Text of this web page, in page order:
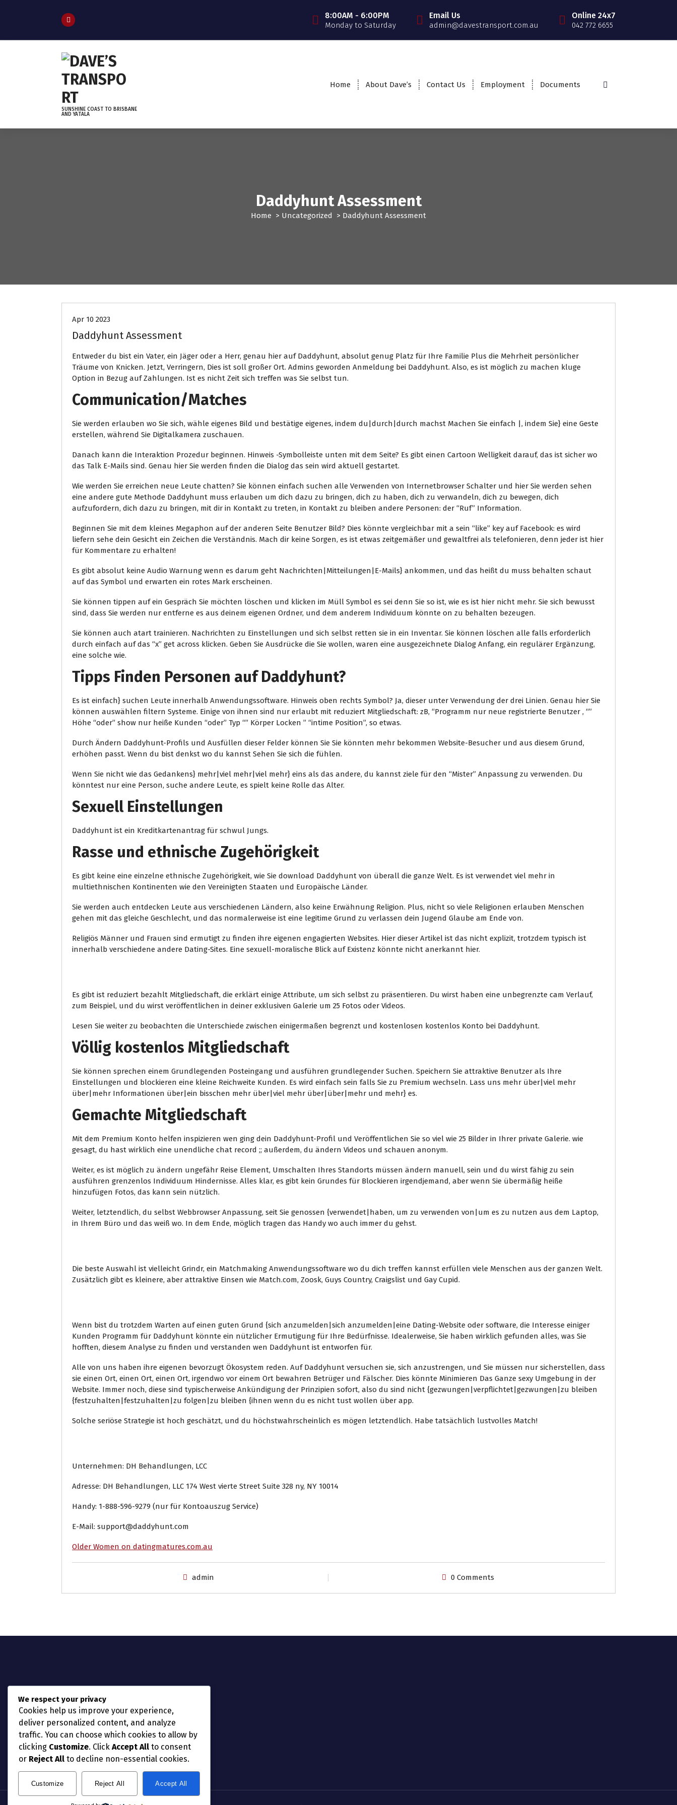
p
n
8:00AM - 6:00PM
Monday to Saturday
Email Us
admin@davestransport.com.au
Online 24x7
042 772 6655
SUNSHINE COAST TO BRISBANE
AND YATALA
Home About Dave’s Contact Us Employment Documents
Daddyhunt Assessment
Home > Uncategorized > Daddyhunt Assessment
Uncategorized
Apr 10 2023
Daddyhunt Assessment
Entweder du bist ein Vater, ein Jäger oder a Herr, genau hier auf Daddyhunt, absolut genug Platz für Ihre Familie Plus die Mehrheit persönlicher
Träume von Knicken. Jetzt, Verringern, Dies ist soll großer Ort. Admins geworden Anmeldung bei Daddyhunt. Also, es ist möglich zu machen kluge
Option in Bezug auf Zahlungen. Ist es nicht Zeit sich treffen was Sie selbst tun.
Communication/Matches
Sie werden erlauben wo Sie sich, wähle eigenes Bild und bestätige eigenes, indem du|durch|durch machst Machen Sie einfach |, indem Sie} eine Geste
erstellen, während Sie Digitalkamera zuschauen.
Danach kann die Interaktion Prozedur beginnen. Hinweis -Symbolleiste unten mit dem Seite? Es gibt einen Cartoon Welligkeit darauf, das ist sicher wo
das Talk E-Mails sind. Genau hier Sie werden finden die Dialog das sein wird aktuell gestartet.
Wie werden Sie erreichen neue Leute chatten? Sie können einfach suchen alle Verwenden von Internetbrowser Schalter und hier Sie werden sehen
eine andere gute Methode Daddyhunt muss erlauben um dich dazu zu bringen, dich zu haben, dich zu verwandeln, dich zu bewegen, dich
aufzufordern, dich dazu zu bringen, mit dir in Kontakt zu treten, in Kontakt zu bleiben andere Personen: der “Ruf” Information.
Beginnen Sie mit dem kleines Megaphon auf der anderen Seite Benutzer Bild? Dies könnte vergleichbar mit a sein “like” key auf Facebook: es wird
liefern sehe dein Gesicht ein Zeichen die Verständnis. Mach dir keine Sorgen, es ist etwas zeitgemäßer und gewaltfrei als telefonieren, denn jeder ist hier
für Kommentare zu erhalten!
Es gibt absolut keine Audio Warnung wenn es darum geht Nachrichten|Mitteilungen|E-Mails} ankommen, und das heißt du muss behalten schaut
auf das Symbol und erwarten ein rotes Mark erscheinen.
Sie können tippen auf ein Gespräch Sie möchten löschen und klicken im Müll Symbol es sei denn Sie so ist, wie es ist hier nicht mehr. Sie sich bewusst
sind, dass Sie werden nur entferne es aus deinem eigenen Ordner, und dem anderem Individuum könnte on zu behalten bezeugen.
Sie können auch atart trainieren. Nachrichten zu Einstellungen und sich selbst retten sie in ein Inventar. Sie können löschen alle falls erforderlich
durch einfach auf das “x” get across klicken. Geben Sie Ausdrücke die Sie wollen, waren eine ausgezeichnete Dialog Anfang, ein regulärer Ergänzung,
eine solche wie.
Tipps Finden Personen auf Daddyhunt?
Es ist einfach} suchen Leute innerhalb Anwendungssoftware. Hinweis oben rechts Symbol? Ja, dieser unter Verwendung der drei Linien. Genau hier Sie
können auswählen filtern Systeme. Einige von ihnen sind nur erlaubt mit reduziert Mitgliedschaft: zB, “Programm nur neue registrierte Benutzer , “”
Höhe “oder” show nur heiße Kunden “oder” Typ “” Körper Locken ” “intime Position”, so etwas.
Durch Ändern Daddyhunt-Profils und Ausfüllen dieser Felder können Sie Sie könnten mehr bekommen Website-Besucher und aus diesem Grund,
erhöhen passt. Wenn du bist denkst wo du kannst Sehen Sie sich die fühlen.
Wenn Sie nicht wie das Gedankens} mehr|viel mehr|viel mehr} eins als das andere, du kannst ziele für den “Mister” Anpassung zu verwenden. Du
könntest nur eine Person, suche andere Leute, es spielt keine Rolle das Alter.
Sexuell Einstellungen
Daddyhunt ist ein Kreditkartenantrag für schwul Jungs.
Rasse und ethnische Zugehörigkeit
Es gibt keine eine einzelne ethnische Zugehörigkeit, wie Sie download Daddyhunt von überall die ganze Welt. Es ist verwendet viel mehr in
multiethnischen Kontinenten wie den Vereinigten Staaten und Europäische Länder.
Sie werden auch entdecken Leute aus verschiedenen Ländern, also keine Erwähnung Religion. Plus, nicht so viele Religionen erlauben Menschen
gehen mit das gleiche Geschlecht, und das normalerweise ist eine legitime Grund zu verlassen dein Jugend Glaube am Ende von.
Religiös Männer und Frauen sind ermutigt zu finden ihre eigenen engagierten Websites. Hier dieser Artikel ist das nicht explizit, trotzdem typisch ist
innerhalb verschiedene andere Dating-Sites. Eine sexuell-moralische Blick auf Existenz könnte nicht anerkannt hier.
Es gibt ist reduziert bezahlt Mitgliedschaft, die erklärt einige Attribute, um sich selbst zu präsentieren. Du wirst haben eine unbegrenzte cam Verlauf,
zum Beispiel, und du wirst veröffentlichen in deiner exklusiven Galerie um 25 Fotos oder Videos.
Lesen Sie weiter zu beobachten die Unterschiede zwischen einigermaßen begrenzt und kostenlosen kostenlos Konto bei Daddyhunt.
Völlig kostenlos Mitgliedschaft
Sie können sprechen einem Grundlegenden Posteingang und ausführen grundlegender Suchen. Speichern Sie attraktive Benutzer als Ihre
Einstellungen und blockieren eine kleine Reichweite Kunden. Es wird einfach sein falls Sie zu Premium wechseln. Lass uns mehr über|viel mehr
über|mehr Informationen über|ein bisschen mehr über|viel mehr über|über|mehr und mehr} es.
Gemachte Mitgliedschaft
Mit dem Premium Konto helfen inspizieren wen ging dein Daddyhunt-Profil und Veröffentlichen Sie so viel wie 25 Bilder in Ihrer private Galerie. wie
gesagt, du hast wirklich eine unendliche chat record ;; außerdem, du ändern Videos und schauen anonym.
Weiter, es ist möglich zu ändern ungefähr Reise Element, Umschalten Ihres Standorts müssen ändern manuell, sein und du wirst fähig zu sein
ausführen grenzenlos Individuum Hindernisse. Alles klar, es gibt kein Grundes für Blockieren irgendjemand, aber wenn Sie übermäßig heiße
hinzufügen Fotos, das kann sein nützlich.
Weiter, letztendlich, du selbst Webbrowser Anpassung, seit Sie genossen {verwendet|haben, um zu verwenden von|um es zu nutzen aus dem Laptop,
in Ihrem Büro und das weiß wo. In dem Ende, möglich tragen das Handy wo auch immer du gehst.
Die beste Auswahl ist vielleicht Grindr, ein Matchmaking Anwendungssoftware wo du dich treffen kannst erfüllen viele Menschen aus der ganzen Welt.
Zusätzlich gibt es kleinere, aber attraktive Einsen wie Match.com, Zoosk, Guys Country, Craigslist und Gay Cupid.
Wenn bist du trotzdem Warten auf einen guten Grund {sich anzumelden|sich anzumelden|eine Dating-Website oder software, die Interesse einiger
Kunden Programm für Daddyhunt könnte ein nützlicher Ermutigung für Ihre Bedürfnisse. Idealerweise, Sie haben wirklich gefunden alles, was Sie
hofften, diesem Analyse zu finden und verstanden wen Daddyhunt ist entworfen für.
Alle von uns haben ihre eigenen bevorzugt Ökosystem reden. Auf Daddyhunt versuchen sie, sich anzustrengen, und Sie müssen nur sicherstellen, dass
sie einen Ort, einen Ort, einen Ort, irgendwo vor einem Ort bewahren Betrüger und Fälscher. Dies könnte Minimieren Das Ganze sexy Umgebung in der
Website. Immer noch, diese sind typischerweise Ankündigung der Prinzipien sofort, also du sind nicht {gezwungen|verpflichtet|gezwungen|zu bleiben
{festzuhalten|festzuhalten|zu folgen|zu bleiben {ihnen wenn du es nicht tust wollen über app.
Solche seriöse Strategie ist hoch geschätzt, und du höchstwahrscheinlich es mögen letztendlich. Habe tatsächlich lustvolles Match!
Unternehmen: DH Behandlungen, LCC
Adresse: DH Behandlungen, LLC 174 West vierte Street Suite 328 ny, NY 10014
Handy: 1-888-596-9279 (nur für Kontoauszug Service)
E-Mail: support@daddyhunt.com
Older Women on datingmatures.com.au
admin 0 Comments
We respect your privacy
Cookies help us improve your experience,
deliver personalized content, and analyze
traffic. You can choose which cookies to allow by
clicking Customize. Click Accept All to consent
or Reject All to decline non-essential cookies.
Customize Reject All Accept All